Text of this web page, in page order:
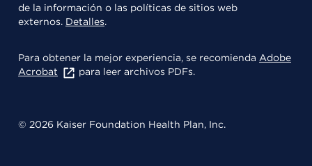
de la información o las políticas de sitios web
externos. Detalles.
Para obtener la mejor experiencia, se recomienda Adobe
Acrobat
para leer archivos PDFs.
© 2026 Kaiser Foundation Health Plan, Inc.